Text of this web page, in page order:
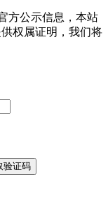
方公示信息，本站
权属证明，我们将
验证码